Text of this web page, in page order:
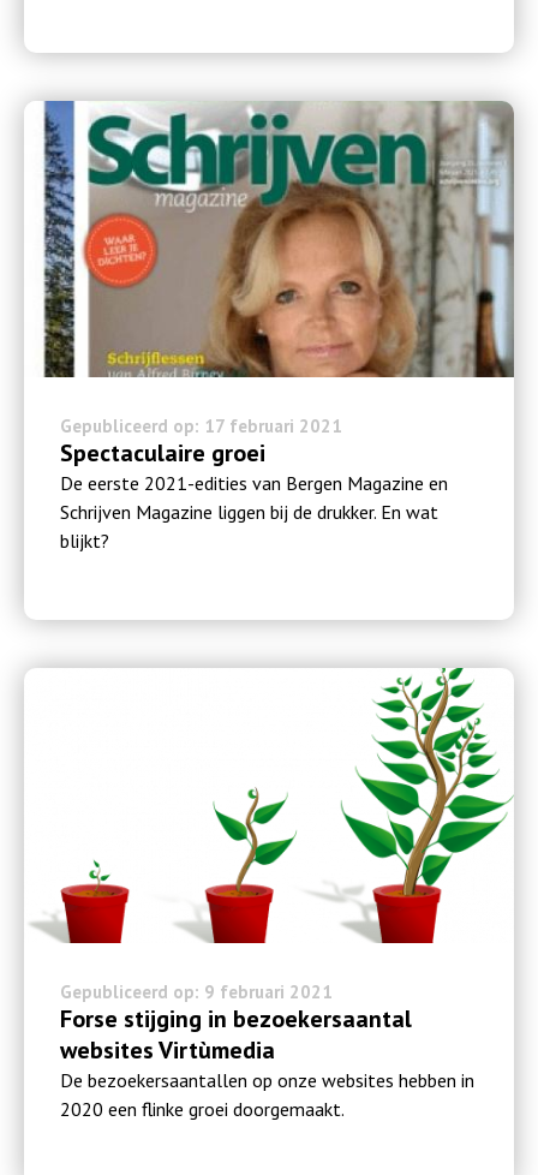
Gepubliceerd op: 17 februari 2021
Spectaculaire groei
De eerste 2021-edities van Bergen Magazine en
Schrijven Magazine liggen bij de drukker. En wat
blijkt?
Gepubliceerd op: 9 februari 2021
Forse stijging in bezoekersaantal
websites Virtùmedia
De bezoekersaantallen op onze websites hebben in
2020 een flinke groei doorgemaakt.